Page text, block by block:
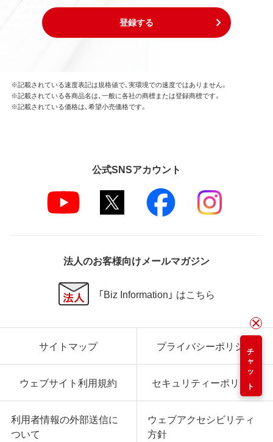
登録する
チャット
※記載されている速度表記は規格値で、実環境での速度ではありません。
※記載されている各商品名は、一般に各社の商標または登録商標です。
※記載されている価格は、希望小売価格です。
公式SNSアカウント
法人のお客様向けメールマガジン
「Biz Information」 はこちら
サイトマップ プライバシーポリシー
ウェブサイト利用規約 セキュリティーポリシー
利用者情報の外部送信に
ついて
ウェブアクセシビリティ
方針